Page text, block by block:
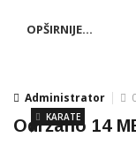
OPŠIRNIJE...
Administrator
KARATE
Održano 14